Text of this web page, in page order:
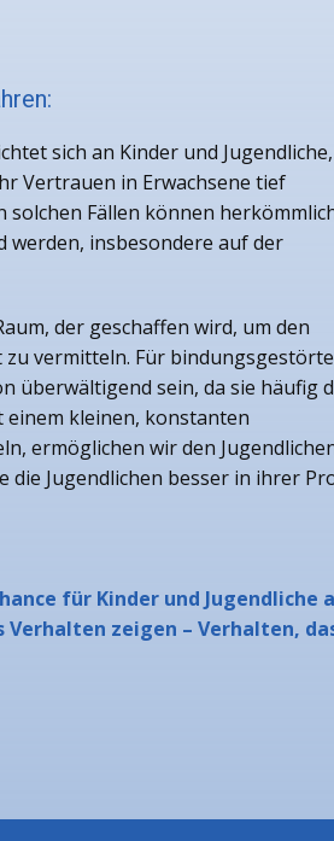
sich an Kinder und Jugendliche,
Vertrauen in Erwachsene tief
Fällen können
insbesondere auf der
der geschaffen wird, um den
vermitteln. Für bindungsgestörte
überwältigend sein, da sie häufig
kleinen, konstanten
ermöglichen wir den
Jugendlichen besser in ihrer
für Kinder und
zeigen – Verhalten,